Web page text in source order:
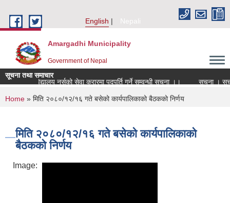
English
Nepali
Amargadhi Municipality
Government of Nepal
सूचना तथा समाचार
विद्यालय नर्सको सेवा करारमा पदपूर्ति गर्ने सम्वन्धी सूचना ।।
सूचना ।
You are here
Home » मिति २०८०/१२/१६ गते बसेको कार्यपालिकाको बैठकको निर्णय
मिति २०८०/१२/१६ गते बसेको कार्यपालिकाको
बैठकको निर्णय
Image: